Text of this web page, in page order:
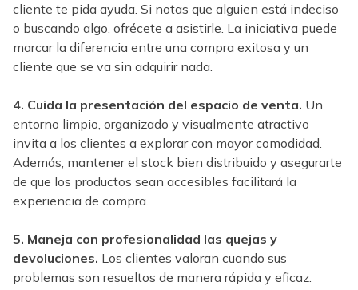
cliente te pida ayuda. Si notas que alguien está indeciso
o buscando algo, ofrécete a asistirle. La iniciativa puede
marcar la diferencia entre una compra exitosa y un
cliente que se va sin adquirir nada.
4. Cuida la presentación del espacio de venta. Un
entorno limpio, organizado y visualmente atractivo
invita a los clientes a explorar con mayor comodidad.
Además, mantener el stock bien distribuido y asegurarte
de que los productos sean accesibles facilitará la
experiencia de compra.
5. Maneja con profesionalidad las quejas y
devoluciones. Los clientes valoran cuando sus
problemas son resueltos de manera rápida y eficaz.